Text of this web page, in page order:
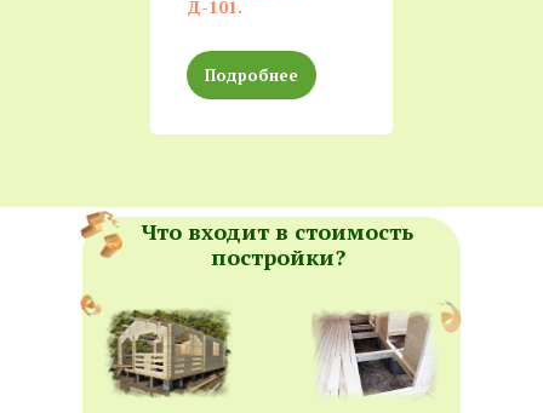
Д-101.
Подробнее
Что входит в стоимость
постройки?